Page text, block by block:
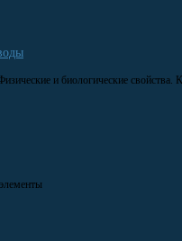
и биологические свойства.